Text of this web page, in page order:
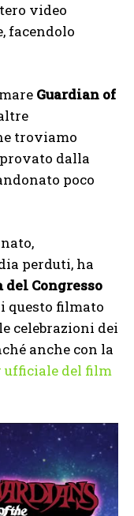
video
facendolo
Guardian of
troviamo
dalla
poco
perduti, ha
Congresso
questo filmato
celebrazioni dei
anche con la
del film